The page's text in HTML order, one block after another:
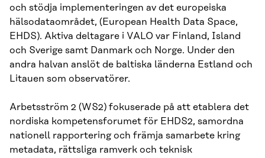
och stödja implementeringen av det europeiska
hälsodataområdet, (European Health Data Space,
EHDS). Aktiva deltagare i VALO var Finland, Island
och Sverige samt Danmark och Norge. Under den
andra halvan anslöt de baltiska länderna Estland och
Litauen som observatörer.
Arbetsström 2 (WS2) fokuserade på att etablera det
nordiska kompetensforumet för EHDS2, samordna
nationell rapportering och främja samarbete kring
metadata, rättsliga ramverk och teknisk